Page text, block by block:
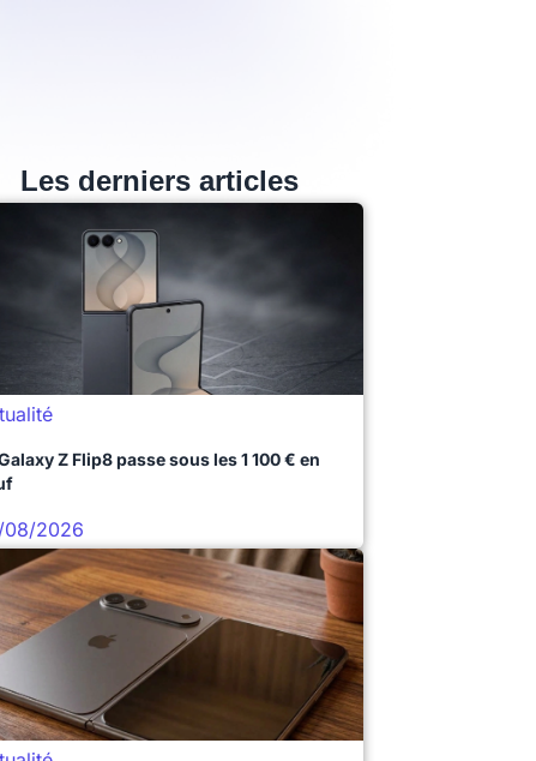
Les derniers articles
Z Flip8 passe sous les 1 100 € en
08/2026